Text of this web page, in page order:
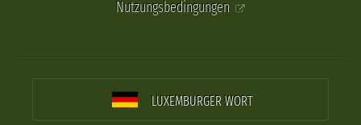
Nutzungsbedingungen
LUXEMBURGER WORT